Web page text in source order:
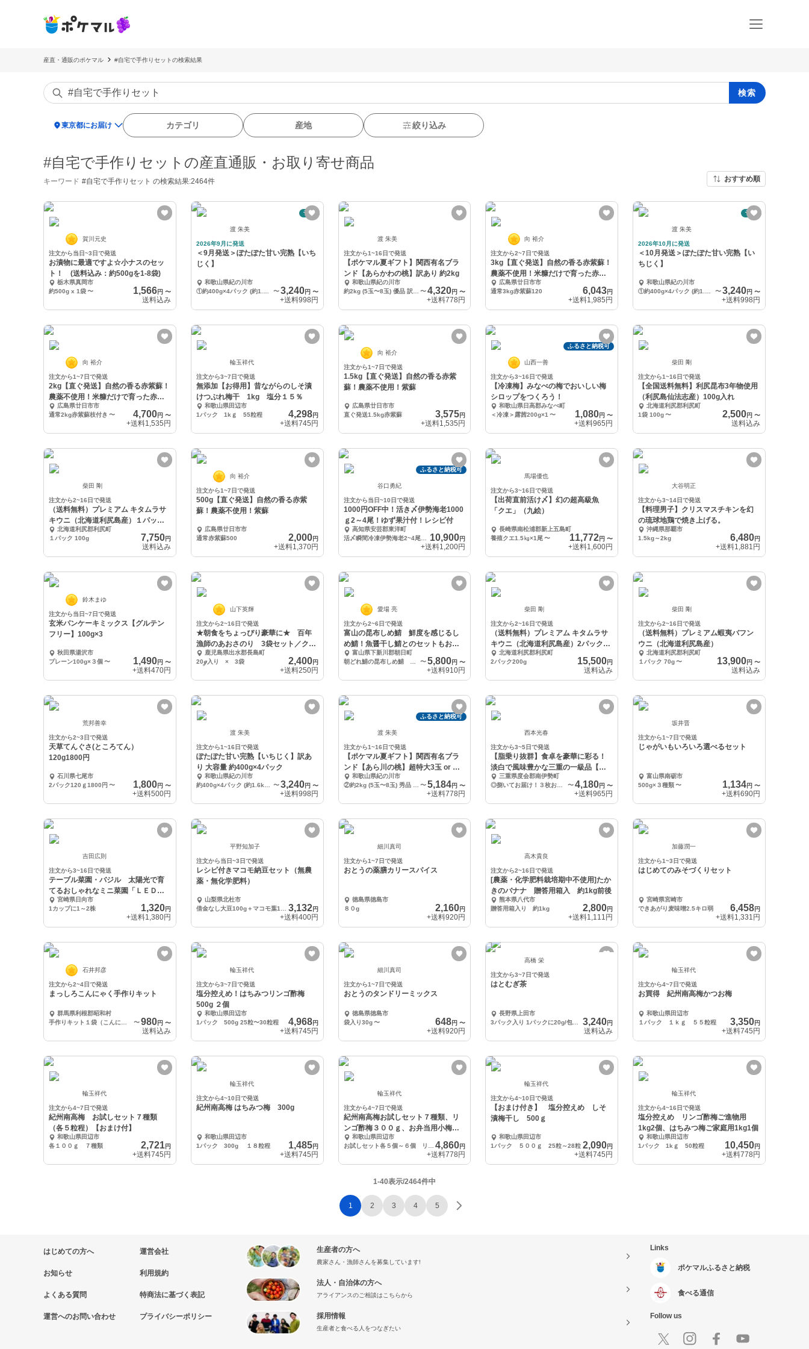
産直・通販のポケマル #自宅で手作りセットの検索結果
検索
location_on東京都にお届け カテゴリ 産地 絞り込み
#自宅で手作りセットの産直通販・お取り寄せ商品
キーワード #自宅で手作りセット の検索結果:2464件 おすすめ順
賀川元史
注文から当日~3日で発送
お漬物に最適ですよ☆小ナスのセッ
ト！ (送料込み：約500gを1-8袋)
栃木県真岡市
約500g x 1袋〜 1,566円 〜
送料込み
予約
渡 朱美
2026年9月に発送
＜9月発送＞ぽたぽた甘い完熟【いち
じく】
和歌山県紀の川市
〜 3,240円 〜
+送料998円
渡 朱美
注文から1~16日で発送
【ポケマル夏ギフト】関西有名ブラ
ンド【あらかわの桃】訳あり 約2kg
和歌山県紀の川市
〜 4,320円〜
+送料778円
向 裕介
注文から2~7日で発送
3kg【直ぐ発送】自然の香る赤紫蘇！
農薬不使用！米糠だけで育った赤紫
蘇！広島県廿日市市
通常3kg赤紫蘇120
6,043円
+送料1,985円
予約
渡 朱美
2026年10月に発送
＜10月発送＞ぽたぽた甘い完熟【い
ちじく】
和歌山県紀の川市
〜3,240円 〜
+送料998円
向 裕介
注文から1~7日で発送
2kg【直ぐ発送】自然の香る赤紫蘇！
農薬不使用！米糠だけで育った赤紫
蘇！広島県廿日市市
通常2kg赤紫蘇枝付き 〜 4,700円 〜
+送料1,535円
輪玉祥代
注文から3~7日で発送
無添加【お得用】昔ながらのしそ漬
けつぶれ梅干 1kg 塩分１５％
和歌山県田辺市
1パック 1kｇ 55粒程
4,298円
+送料745円
向 裕介
注文から1~7日で発送
1.5kg【直ぐ発送】自然の香る赤紫
蘇！農薬不使用！紫蘇
広島県廿日市市
直ぐ発送1.5kg赤紫蘇
3,575円
+送料1,535円
ふるさと納税可
山西一善
注文から3~16日で発送
【冷凍梅】みなべの梅でおいしい梅
シロップをつくろう！
和歌山県日高郡みなべ町
＜冷凍＞露茜200g×1 〜 1,080円〜
+送料965円
柴田 剛
注文から1~16日で発送
【全国送料無料】利尻昆布3年物使用
（利尻島仙法志産）100g入れ
北海道利尻郡利尻町
1袋 100g〜 2,500円 〜
送料込み
柴田 剛
注文から2~16日で発送
（送料無料）プレミアム キタムラサ
キウニ（北海道利尻島産）１パック
100g北海道利尻郡利尻町
１パック 100g
7,750円
送料込み
向 裕介
注文から1~7日で発送
500g【直ぐ発送】自然の香る赤紫
蘇！農薬不使用！紫蘇
広島県廿日市市
通常赤紫蘇500
2,000円
+送料1,370円
ふるさと納税可
谷口勇紀
注文から当日~10日で発送
1000円OFF中！活き〆伊勢海老1000
ｇ2～4尾！ゆず果汁付！レシピ付
高知県安芸郡東洋町
活〆瞬間冷凍伊勢海老2~4尾 （個包装）
10,900円
+送料1,200円
馬場優也
注文から3~16日で発送
【出荷直前活け〆】幻の超高級魚
「クエ」（九絵）
長崎県南松浦郡新上五島町
養殖クエ1.5㎏×1尾 〜 11,772円〜
+送料1,600円
大谷明正
注文から3~14日で発送
【料理男子】クリスマスチキンを幻
の琉球地鶏で焼き上げる。
沖縄県那覇市
1.5kg～2kg
6,480円
+送料1,881円
鈴木まゆ
注文から当日~7日で発送
玄米パンケーキミックス【グルテン
フリー】100g×3
秋田県湯沢市
プレーン100g×３個 〜 1,490円 〜
+送料470円
山下英輝
注文から2~16日で発送
★朝食をちょっぴり豪華に★ 百年
漁師のあおさのり 3袋セット／クリ
ックポスト便
鹿児島県出水郡長島町
20ℊ入り × 3袋
2,400円
+送料250円
愛場 亮
注文から2~6日で発送
富山の昆布しめ鯖 鮮度を感じるし
め鯖！魚醤干し鯖とのセットもおす
すめ富山県下新川郡朝日町
〜 5,800円〜
+送料910円
柴田 剛
注文から2~16日で発送
（送料無料）プレミアム キタムラサ
キウニ（北海道利尻島産）2パック
200g北海道利尻郡利尻町
2パック200g
15,500円
送料込み
柴田 剛
注文から2~16日で発送
（送料無料）プレミアム蝦夷バフン
ウニ（北海道利尻島産）
北海道利尻郡利尻町
１パック 70g〜 13,900円 〜
送料込み
荒邦善幸
注文から2~3日で発送
天草てんぐさ(ところてん）
120g1800円
石川県七尾市
2パック120ｇ1800円 〜 1,800円 〜
+送料500円
渡 朱美
注文から1~16日で発送
ぽたぽた甘い完熟【いちじく】訳あ
り 大容量 約400g×4パック
和歌山県紀の川市
〜 3,240円 〜
+送料998円
ふるさと納税可
渡 朱美
注文から1~16日で発送
【ポケマル夏ギフト】関西有名ブラ
ンド【あら川の桃】超特大3玉 or 約
2kg和歌山県紀の川市
〜 5,184円〜
+送料778円
西本光春
注文から3~5日で発送
【脂乗り抜群】食卓を豪華に彩る！
淡白で風味豊かな三重の一級品【ブ
ランド鯛
三重県度会郡南伊勢町
〜4,180円〜
+送料965円
坂井晋
注文から1~7日で発送
じゃがいもいろいろ選べるセット
富山県南砺市
500g×３種類〜 1,134円 〜
+送料690円
吉田広則
注文から3~16日で発送
テーブル菜園・バジル 太陽光で育
てるおしゃれなミニ菜園「ＬＥＤ栽
培」宮崎県日向市
1カップに1～2株
1,320円
+送料1,380円
平野知加子
注文から当日~3日で発送
レシピ付きマコモ納豆セット（無農
薬・無化学肥料）
山梨県北杜市
3,132円
+送料400円
細川真司
注文から1~7日で発送
おとうの薬膳カリースパイス
徳島県徳島市
８０g
2,160円
+送料920円
高木貴良
注文から2~16日で発送
[農薬・化学肥料栽培期中不使用]たか
きのバナナ 贈答用箱入 約1kg前後
熊本県八代市
贈答用箱入り 約1kg
2,800円
+送料1,111円
加藤潤一
注文から1~3日で発送
はじめてのみそづくりセット
宮崎県宮崎市
できあがり麦味噌2.5キロ弱
6,458円
+送料1,331円
石井邦彦
注文から2~4日で発送
まっしろこんにゃく手作りキット
群馬県利根郡昭和村
〜 980円 〜
送料込み
輪玉祥代
注文から3~7日で発送
塩分控えめ！はちみつリンゴ酢梅
500g ２個
和歌山県田辺市
1パック 500g 25粒〜30粒程
4,968円
+送料745円
細川真司
注文から1~7日で発送
おとうのタンドリーミックス
徳島県徳島市
袋入り30g 〜 648円〜
+送料920円
高橋 栄
注文から3~7日で発送
はとむぎ茶
長野県上田市
3,240円
送料込み
輪玉祥代
注文から4~7日で発送
お買得 紀州南高梅かつお梅
和歌山県田辺市
１パック １ｋｇ ５５粒程
3,350円
+送料745円
輪玉祥代
注文から4~7日で発送
紀州南高梅 お試しセット７種類
（各５粒程）【おまけ付】
和歌山県田辺市
各１００ｇ ７種類
2,721円
+送料745円
輪玉祥代
注文から4~10日で発送
紀州南高梅 はちみつ梅 300g
和歌山県田辺市
1パック 300g １８粒程
1,485円
+送料745円
輪玉祥代
注文から4~7日で発送
紀州南高梅お試しセット７種類、リ
ンゴ酢梅３００ｇ、お弁当用小梅５
００ｇ
和歌山県田辺市
4,860円
+送料778円
輪玉祥代
注文から4~10日で発送
【おまけ付き】 塩分控えめ しそ
漬梅干し 500ｇ
和歌山県田辺市
1パック ５００ｇ 25粒～28粒 2,090円
+送料745円
輪玉祥代
注文から4~16日で発送
塩分控えめ リンゴ酢梅ご進物用
1kg2個、はちみつ梅ご家庭用1kg1個
和歌山県田辺市
1パック 1kｇ 50粒程
10,450円
+送料778円
1-40表示/2464件中
1 2 3 4 5
はじめての方へ
お知らせ
よくある質問
運営へのお問い合わせ
運営会社
利用規約
特商法に基づく表記
プライバシーポリシー
生産者の方へ
農家さん・漁師さんを募集しています!
法人・自治体の方へ
アライアンスのご相談はこちらから
採用情報
生産者と食べる人をつなぎたい
Links
ポケマルふるさと納税
食べる通信
Follow us